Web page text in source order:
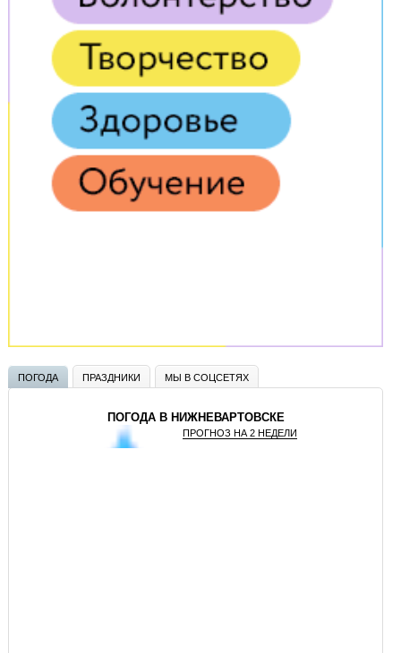
ПОГОДА ПРАЗДНИКИ МЫ В СОЦСЕТЯХ
ПОГОДА В НИЖНЕВАРТОВСКЕ
ПРОГНОЗ НА 2 НЕДЕЛИ